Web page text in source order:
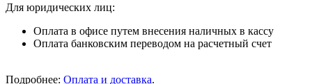
Для юридических лиц:
Оплата в офисе путем внесения наличных в кассу
Оплата банковским переводом на расчетный счет
Подробнее: Оплата и доставка.